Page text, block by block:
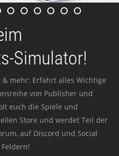
Simulator!
mehr: Erfahrt alles Wichtige
von Publisher und
euch die Spiele und
Store und werdet Teil der
auf Discord und Social